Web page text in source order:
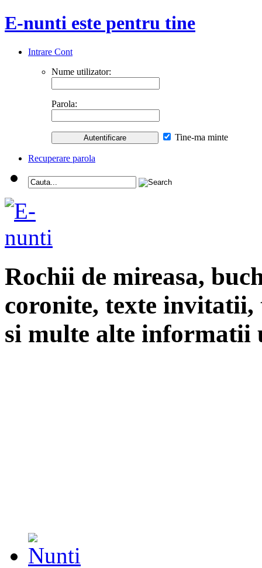
E-nunti este pentru tine
Intrare Cont
Nume utilizator:
Parola:
Tine-ma minte
Recuperare parola
Rochii de mireasa,
coronite, texte
si multe alte informatii